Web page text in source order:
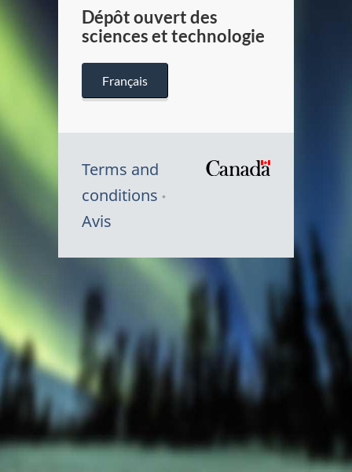
Dépôt ouvert des
sciences et technologie
Français
Terms and
conditions
Avis
Canada